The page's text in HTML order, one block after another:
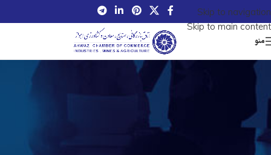
Skip to navigation
Skip to main content
منو